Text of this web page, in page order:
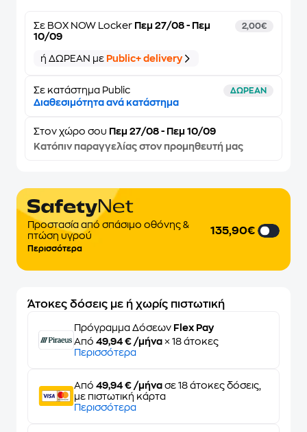
Σε BOX NOW Locker Πεμ 27/08 - Πεμ
10/09
2,00€
ή ΔΩΡΕΑΝ με Public+ delivery
Σε κατάστημα Public ΔΩΡΕΑΝ
Διαθεσιμότητα ανά κατάστημα
Στον χώρο σου Πεμ 27/08 - Πεμ 10/09
Κατόπιν παραγγελίας στον προμηθευτή μας
Προστασία από σπάσιμο οθόνης &
πτώση υγρού
Περισσότερα
135,90€
Άτοκες δόσεις με ή χωρίς πιστωτική
Πρόγραμμα Δόσεων Flex Pay
Από 49,94 € /μήνα × 18 άτοκες
Περισσότερα
Από 49,94 € /μήνα σε 18 άτοκες δόσεις,
με πιστωτική κάρτα
Περισσότερα